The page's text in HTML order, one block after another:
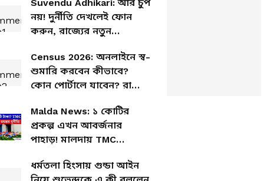
Suvendu Adhikari: আর চুপ
নয়! দুর্নীতি দেখলেই ফোন
করুন, রাজ্যের নতুন
মুখ্যমন্ত্রীর
Census 2026: অনলাইনে স্ব-
শুমারি করবেন কীভাবে?
কোন পোর্টালে যাবেন? রাজ্যে
Malda News: ১ কোটির
প্রকল্প এখন আবর্জনার
পাহাড়! মালদায় TMC
বিস্ফোরক অভিযোগ
ধর্মতলা হিংসায় গুন্ডা আইন